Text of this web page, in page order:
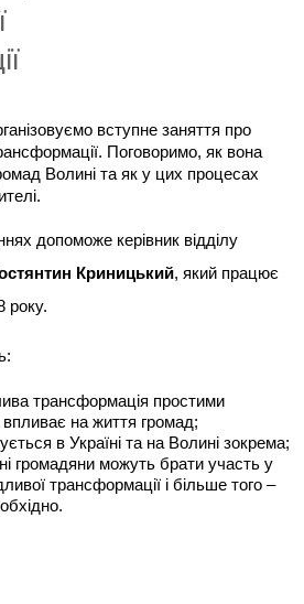
вступне заняття про
Поговоримо, як вона
Волині та як у цих процесах
допоможе керівник відділу
Криницький, який працює
року.
трансформація простими
на життя громад;
в Україні та на Волині зокрема;
громадяни можуть брати участь у
трансформації і більше того –